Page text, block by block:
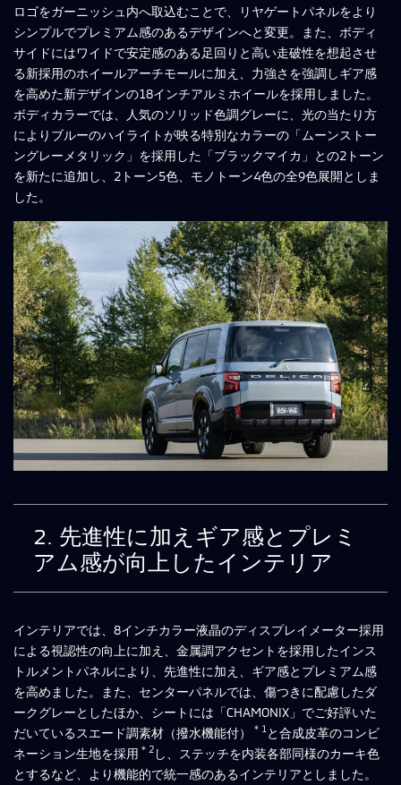
ロゴをガーニッシュ内へ取込むことで、リヤゲートパネルをより
シンプルでプレミアム感のあるデザインへと変更。また、ボディ
サイドにはワイドで安定感のある足回りと高い走破性を想起させ
る新採用のホイールアーチモールに加え、力強さを強調しギア感
を高めた新デザインの18インチアルミホイールを採用しました。
ボディカラーでは、人気のソリッド色調グレーに、光の当たり方
によりブルーのハイライトが映る特別なカラーの「ムーンストー
ングレーメタリック」を採用した「ブラックマイカ」との2トーン
を新たに追加し、2トーン5色、モノトーン4色の全9色展開としま
した。
2. 先進性に加えギア感とプレミ
アム感が向上したインテリア
インテリアでは、8インチカラー液晶のディスプレイメーター採用
による視認性の向上に加え、金属調アクセントを採用したインス
トルメントパネルにより、先進性に加え、ギア感とプレミアム感
を高めました。また、センターパネルでは、傷つきに配慮したダ
ークグレーとしたほか、シートには「CHAMONIX」でご好評いた
だいているスエード調素材（撥水機能付）
＊1 と合成皮革のコンビ
ネーション生地を採用 ＊2 し、ステッチを内装各部同様のカーキ色
とするなど、より機能的で統一感のあるインテリアとしました。